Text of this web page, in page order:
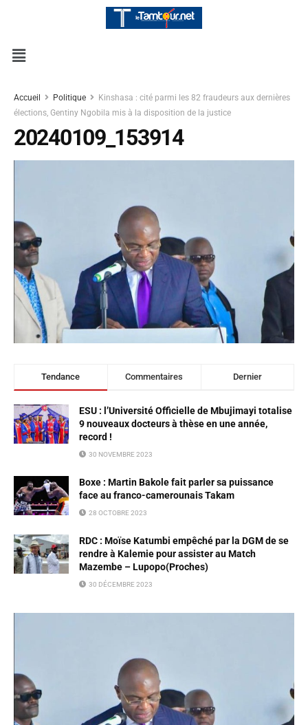
Accueil Politique
Kinshasa : cité parmi les 82 fraudeurs aux dernières
élections, Gentiny Ngobila mis à la disposition de la justice
20240109_153914
Tendance Commentaires Dernier
ESU : l’Université Officielle de Mbujimayi totalise
9 nouveaux docteurs à thèse en une année,
record !
30 NOVEMBRE 2023
Boxe : Martin Bakole fait parler sa puissance
face au franco-camerounais Takam
28 OCTOBRE 2023
RDC : Moïse Katumbi empêché par la DGM de se
rendre à Kalemie pour assister au Match
Mazembe – Lupopo(Proches)
30 DÉCEMBRE 2023